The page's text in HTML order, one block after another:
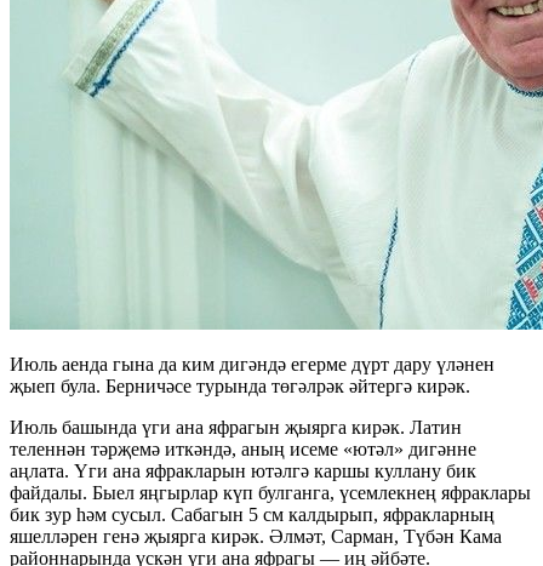
Июль аенда гына да ким дигәндә егерме дүрт дару үләнен
җыеп була. Берничәсе турында төгәлрәк әйтергә кирәк.
Июль башында үги ана яфрагын җыярга кирәк. Латин
теленнән тәрҗемә иткәндә, аның исеме «ютәл» дигәнне
аңлата. Үги ана яфракларын ютәлгә каршы куллану бик
файдалы. Быел яңгырлар күп булганга, үсемлекнең яфраклары
бик зур һәм сусыл. Сабагын 5 см калдырып, яфракларның
яшелләрен генә җыярга кирәк. Әлмәт, Сарман, Түбән Кама
районнарында үскән үги ана яфрагы — иң әйбәте.